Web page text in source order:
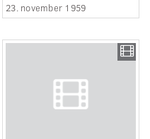
23. november 1959